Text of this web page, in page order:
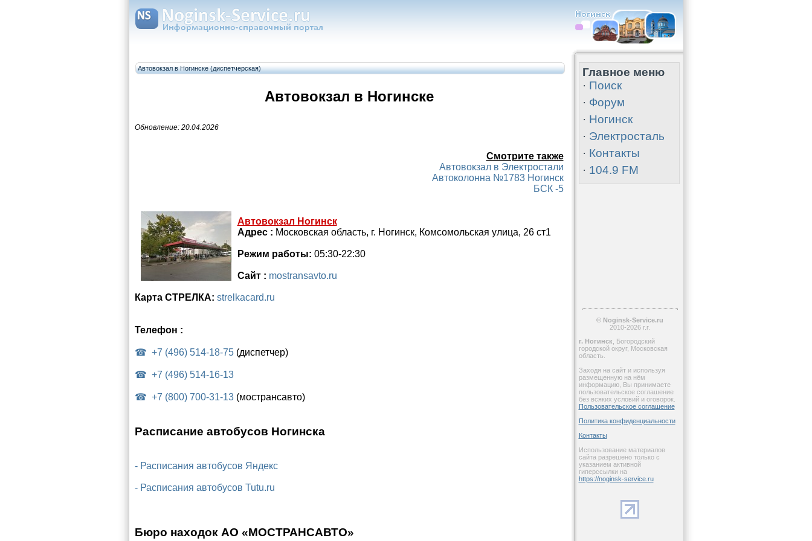
Автовокзал в Ногинске (диспетчерская)
Автовокзал в Ногинске
Обновление: 20.04.2026
Смотрите также
Автовокзал в Электростали
Автоколонна №1783 Ногинск
БСК -5
Автовокзал Ногинск
Адрес : Московская область, г. Ногинск, Комсомольская улица, 26 ст1
Режим работы: 05:30-22:30
Сайт : mostransavto.ru
Карта СТРЕЛКА: strelkacard.ru
Телефон :
+7 (496) 514-18-75(диспетчер)
+7 (496) 514-16-13
+7 (800) 700-31-13 (мострансавто)
Расписание автобусов Ногинска
- Расписания автобусов Яндекс
- Расписания автобусов Tutu.ru
Бюро находок АО «МОСТРАНСАВТО»
Главное меню
· Поиск
· Форум
· Ногинск
· Электросталь
· Контакты
· 104.9 FM
© Noginsk-Service.ru
2010-2026 г.г.
г. Ногинск , Богородский
городской округ, Московская
область.
Заходя на сайт и используя
размещенную на нём
информацию, Вы принимаете
пользовательское соглашение
без всяких условий и оговорок.
Пользовательское соглашение
Политика конфиденциальности
Контакты
Использование материалов
сайта разрешено только с
указанием активной
гиперссылки на
https://noginsk-service.ru